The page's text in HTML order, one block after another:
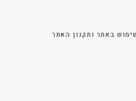
באתר ותקנון האתר